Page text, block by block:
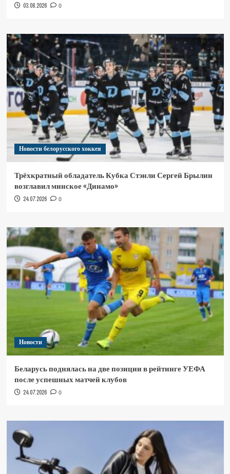
03.08.2026 0
Новости белорусского хоккея
Трёхкратный обладатель Кубка Стэнли Сергей Брылин
возглавил минское «Динамо»
24.07.2026 0
Новости
Беларусь поднялась на две позиции в рейтинге УЕФА
после успешных матчей клубов
24.07.2026 0